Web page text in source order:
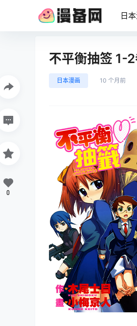
日
不平衡抽签 1-
日本漫画 10 个月前
0